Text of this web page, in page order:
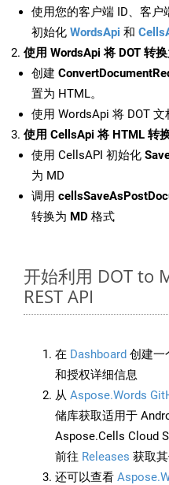
使用您的客户端 ID、客户
初始化 WordsApi 和
使用 WordsApi 将 DOT 转
创建
置为 HTML。
使用 WordsApi 将 DOT 文
使用 CellsApi 将 HTML 转
使用 CellsAPI 初始化
为 MD
调用
转换为 MD 格式
开始利用 DOT to
REST API
在 Dashboard 创建一
和授权详细信息
从 Aspose.Words
储库获取适用于
Aspose.Cells Cloud
前往 Releases 获取其
还可以查看